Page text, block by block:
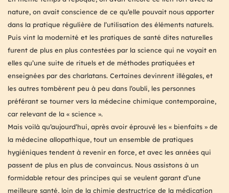
nature, on avait conscience de ce qu’elle pouvait nous apporter
dans la pratique régulière de l’utilisation des éléments naturels.
Puis vint la modernité et les pratiques de santé dites naturelles
furent de plus en plus contestées par la science qui ne voyait en
elles qu’une suite de rituels et de méthodes pratiquées et
enseignées par des charlatans. Certaines devinrent illégales, et
les autres tombèrent peu à peu dans l’oubli, les personnes
préférant se tourner vers la médecine chimique contemporaine,
car relevant de la « science ».
Mais voilà qu’aujourd’hui, après avoir éprouvé les « bienfaits » de
la médecine allopathique, tout un ensemble de pratiques
hygiéniques tendent à revenir en force, et avec les années qui
passent de plus en plus de convaincus. Nous assistons à un
formidable retour des principes qui se veulent garant d’une
meilleure santé, loin de la chimie destructrice de la médication